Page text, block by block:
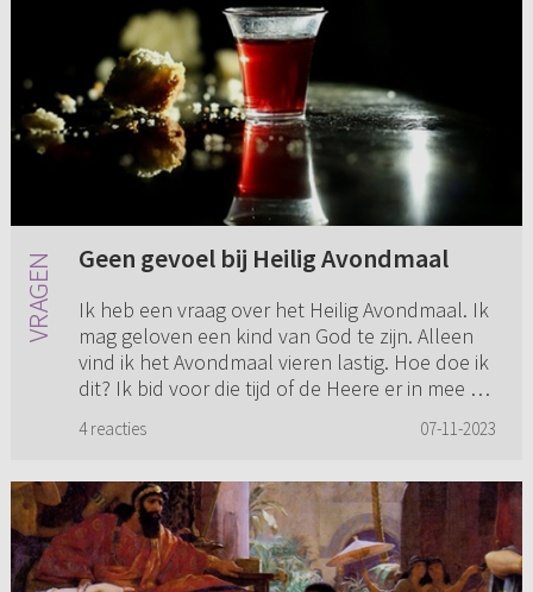
Geen gevoel bij Heilig Avondmaal
Ik heb een vraag over het Heilig Avondmaal. Ik
mag geloven een kind van God te zijn. Alleen
vind ik het Avondmaal vieren lastig. Hoe doe ik
dit? Ik bid voor die tijd of de Heere er in mee wil
4 reacties 07-11-2023